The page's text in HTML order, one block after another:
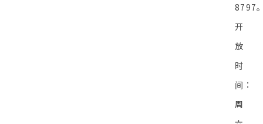
8797
开
放
时
间：
周